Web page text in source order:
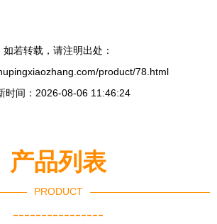
如若转载，请注明出处：
product/78.html
时间：2026-08-06 11:46:24
产品列表
PRODUCT
----------------